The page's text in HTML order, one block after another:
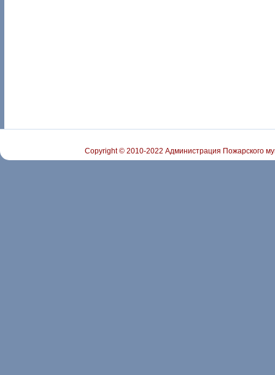
Copyright © 2010-2022 Администрация Пожарского